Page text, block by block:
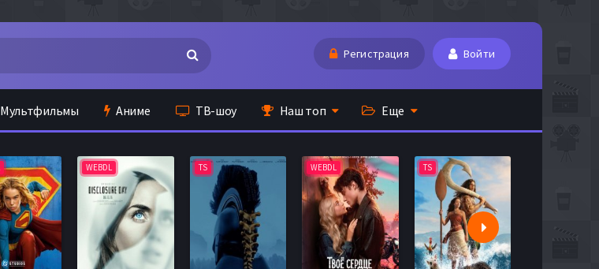
Регистрация Войти
Мультфильмы Аниме ТВ-шоу Наш топ Еще
WEBDL TS WEBDL TS